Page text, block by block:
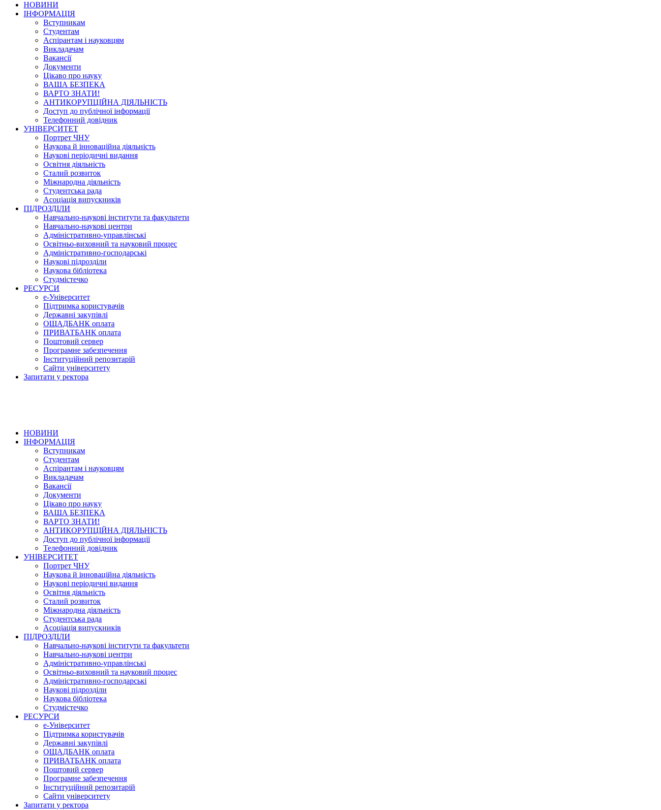
НОВИНИ
ІНФОРМАЦІЯ
Вступникам
Студентам
Аспірантам і науковцям
Викладачам
Вакансії
Документи
Цікаво про науку
ВАША БЕЗПЕКА
ВАРТО ЗНАТИ!
АНТИКОРУПЦІЙНА ДІЯЛЬНІСТЬ
Доступ до публічної інформації
Телефонний довідник
УНІВЕРСИТЕТ
Портрет ЧНУ
Наукова й інноваційна діяльність
Наукові періодичні видання
Освітня діяльність
Сталий розвиток
Міжнародна діяльність
Студентська рада
Асоціація випускників
ПІДРОЗДІЛИ
Навчально-наукові інститути та факультети
Навчально-наукові центри
Адміністративно-управлінські
Освітньо-виховний та науковий процес
Адміністративно-господарські
Наукові підрозділи
Наукова бібліотека
Студмістечко
РЕСУРСИ
е-Університет
Підтримка користувачів
Державні закупівлі
ОЩАДБАНК оплата
ПРИВАТБАНК оплата
Поштовий сервер
Програмне забезпечення
Інституційний репозитарій
Сайти університету
Запитати у ректора
НОВИНИ
ІНФОРМАЦІЯ
Вступникам
Студентам
Аспірантам і науковцям
Викладачам
Вакансії
Документи
Цікаво про науку
ВАША БЕЗПЕКА
ВАРТО ЗНАТИ!
АНТИКОРУПЦІЙНА ДІЯЛЬНІСТЬ
Доступ до публічної інформації
Телефонний довідник
УНІВЕРСИТЕТ
Портрет ЧНУ
Наукова й інноваційна діяльність
Наукові періодичні видання
Освітня діяльність
Сталий розвиток
Міжнародна діяльність
Студентська рада
Асоціація випускників
ПІДРОЗДІЛИ
Навчально-наукові інститути та факультети
Навчально-наукові центри
Адміністративно-управлінські
Освітньо-виховний та науковий процес
Адміністративно-господарські
Наукові підрозділи
Наукова бібліотека
Студмістечко
РЕСУРСИ
е-Університет
Підтримка користувачів
Державні закупівлі
ОЩАДБАНК оплата
ПРИВАТБАНК оплата
Поштовий сервер
Програмне забезпечення
Інституційний репозитарій
Сайти університету
Запитати у ректора